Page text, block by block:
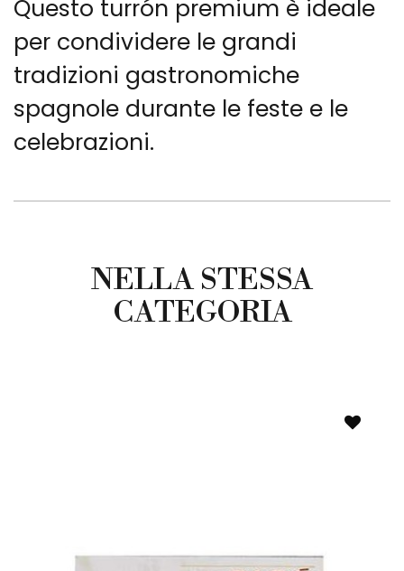
Questo turrón premium è ideale
per condividere le grandi
tradizioni gastronomiche
spagnole durante le feste e le
celebrazioni.
NELLA STESSA
CATEGORIA